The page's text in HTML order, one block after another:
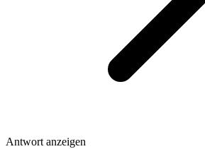
Antwort anzeigen